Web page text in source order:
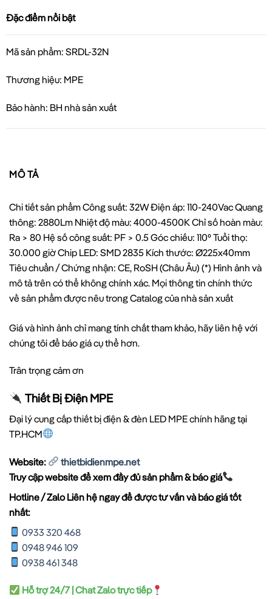
Đặc điểm nổi bật
Mã sản phẩm: SRDL-32N
Thương hiệu: MPE
Bảo hành: BH nhà sản xuất
MÔ TẢ
Chi tiết sản phẩm Công suất: 32W Điện áp: 110-240Vac Quang
thông: 2880Lm Nhiệt độ màu: 4000-4500K Chỉ số hoàn màu:
Ra > 80 Hệ số công suất: PF > 0.5 Góc chiếu: 110⁰ Tuổi thọ:
30.000 giờ Chip LED: SMD 2835 Kích thước: Ø225x40mm
Tiêu chuẩn / Chứng nhận: CE, RoSH (Châu Âu) (*) Hình ảnh và
mô tả trên có thể không chính xác. Mọi thông tin chính thức
về sản phẩm được nêu trong Catalog của nhà sản xuất
Giá và hình ảnh chỉ mang tính chất tham khảo, hãy liên hệ với
chúng tôi để báo giá cụ thể hơn.
Trân trọng cảm ơn
Thiết Bị Điện MPE
Đại lý cung cấp thiết bị điện & đèn LED MPE chính hãng tại
TP.HCM
Website:
thietbidienmpe.net
Truy cập website để xem đầy đủ sản phẩm & báo giá
Hotline / Zalo Liên hệ ngay để được tư vấn và báo giá tốt
nhất:
0933 320 468
0948 946 109
0938 461 348
Hỗ trợ 24/7 | Chat Zalo trực tiếp